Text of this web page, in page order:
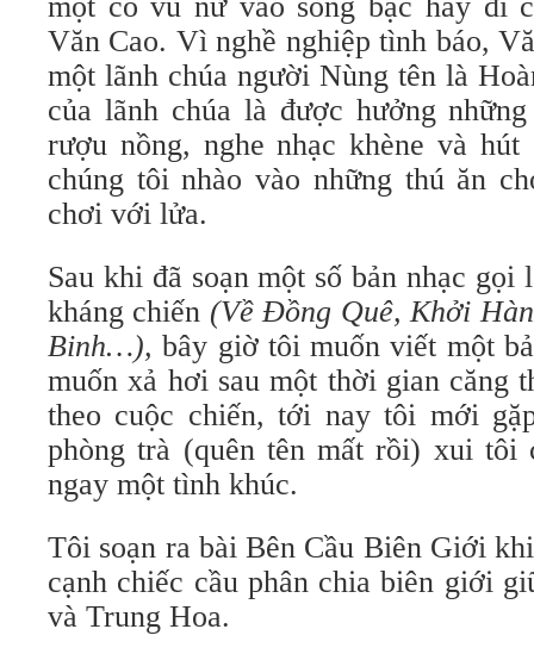
Văn Cao. Vì nghề nghiệp tình báo,
một lãnh chúa người Nùng tên là
của lãnh chúa là được hưởng
rượu nồng, nghe nhạc khène và
chúng tôi nhào vào những thú ăn
chơi với lửa.
Sau khi đã soạn một số bản nhạc gọi
kháng chiến (Về Đồng Quê, Khởi
Binh…), bây giờ tôi muốn viết một
muốn xả hơi sau một thời gian căng
theo cuộc chiến, tới nay tôi mới
phòng trà (quên tên mất rồi) xui tôi
ngay một tình khúc.
Tôi soạn ra bài Bên Cầu Biên Giới
cạnh chiếc cầu phân chia biên giới
và Trung Hoa.